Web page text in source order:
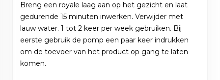
Breng een royale laag aan op het gezicht en laat
gedurende 15 minuten inwerken. Verwijder met
lauw water. 1 tot 2 keer per week gebruiken. Bij
eerste gebruik de pomp een paar keer indrukken
om de toevoer van het product op gang te laten
komen.